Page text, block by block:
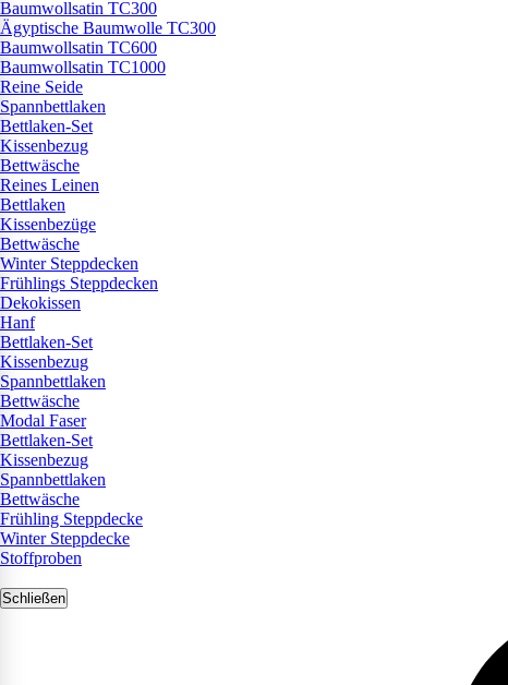
Baumwollsatin TC300
Ägyptische Baumwolle TC300
Baumwollsatin TC600
Baumwollsatin TC1000
Reine Seide
Spannbettlaken
Bettlaken-Set
Kissenbezug
Bettwäsche
Reines Leinen
Bettlaken
Kissenbezüge
Bettwäsche
Winter Steppdecken
Frühlings Steppdecken
Dekokissen
Hanf
Bettlaken-Set
Kissenbezug
Spannbettlaken
Bettwäsche
Modal Faser
Bettlaken-Set
Kissenbezug
Spannbettlaken
Bettwäsche
Frühling Steppdecke
Winter Steppdecke
Stoffproben
Schließen